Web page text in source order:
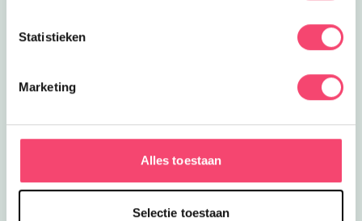
Statistieken
Marketing
Alles toestaan
Selectie toestaan
Help Sinterklaas en word opgeleid tot
echte Pietloot bij Luchtvaartmuseum